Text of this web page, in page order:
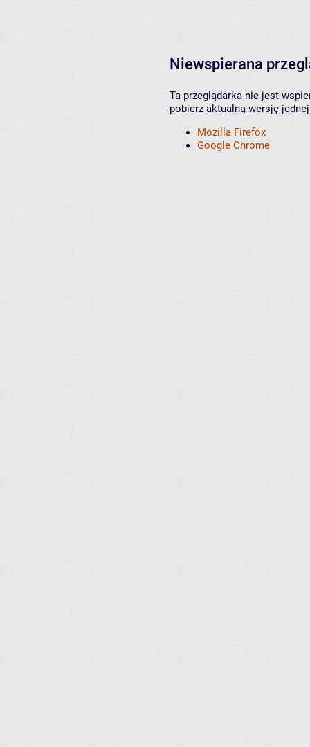
Niewspierana
Ta przeglądarka nie jest
pobierz aktualną wersję
Mozilla Firefox
Google Chrome